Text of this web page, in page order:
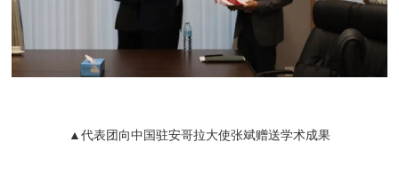
▲代表团向中国驻安哥拉大使张斌赠送学术成果